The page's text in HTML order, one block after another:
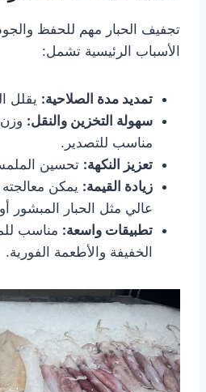
تجفيف الحبار مهم للحفظ
الأسباب الرئيسية تشمل:
تمديد مدة الصلاحية: يقلل
سهولة التخزين والنقل:
مناسب للتصدير.
تعزيز النكهة: تحسين
زيادة القيمة: يمكن
عالي مثل الحبار المبشور
تطبيقات واسعة: مناسب
الخفيفة والأطعمة الفورية.